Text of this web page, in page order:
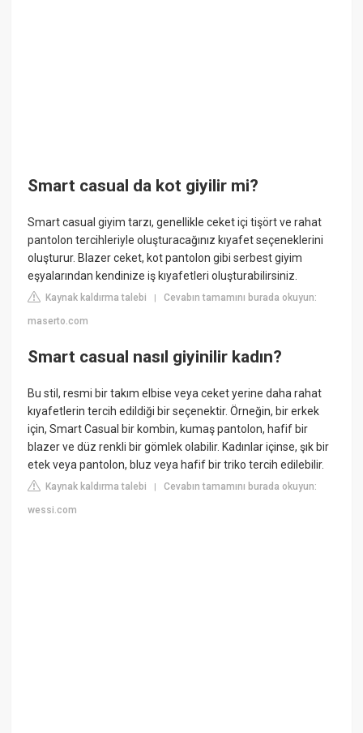
Smart casual da kot giyilir mi?
Smart casual giyim tarzı, genellikle ceket içi tişört ve rahat
pantolon tercihleriyle oluşturacağınız kıyafet seçeneklerini
oluşturur. Blazer ceket, kot pantolon gibi serbest giyim
eşyalarından kendinize iş kıyafetleri oluşturabilirsiniz.
Kaynak kaldırma talebi |Cevabın tamamını burada okuyun:
maserto.com
Smart casual nasıl giyinilir kadın?
Bu stil, resmi bir takım elbise veya ceket yerine daha rahat
kıyafetlerin tercih edildiği bir seçenektir. Örneğin, bir erkek
için, Smart Casual bir kombin, kumaş pantolon, hafif bir
blazer ve düz renkli bir gömlek olabilir. Kadınlar içinse, şık bir
etek veya pantolon, bluz veya hafif bir triko tercih edilebilir.
Kaynak kaldırma talebi |Cevabın tamamını burada okuyun:
wessi.com